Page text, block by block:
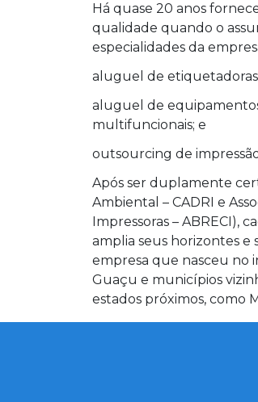
Há quase 20 anos
qualidade quando o
especialidades da
aluguel de etiquetadoras
aluguel de
multifuncionais; e
outsourcing de
Após ser duplamente
Ambiental – CADRI e
Impressoras – ABRECI),
amplia seus horizontes e
empresa que nasceu no
Guaçu e municípios
estados próximos, como